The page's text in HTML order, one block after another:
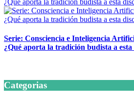
Serie: Consciencia e Inteligencia
¿Qué aporta la tradición budista a esta
Categorias